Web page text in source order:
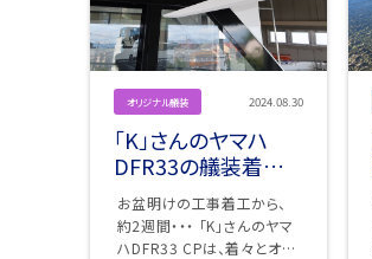
オリジナル艤装 2024.08.30
「K」さんのヤマハ
DFR33の艤装着々
進行中!
お盆明けの工事着工から、
約2週間・・・ 「K」さんのヤマ
ハDFR33 CPは、着々とオプ